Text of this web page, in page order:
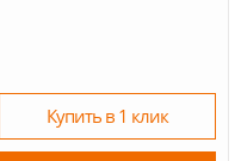
Купить в 1 клик